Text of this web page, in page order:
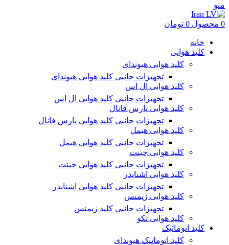
منو
0 محصول 0 تومان
خانه
کلید هوایی
کلید هوایی هیوندای
تجهیزات جانبی کلید هوایی هیوندای
کلید هوایی ال اس
تجهیزات جانبی کلید هوایی ال اس
کلید هوایی پارس فانال
تجهیزات جانبی کلید هوایی پارس فانال
کلید هوایی هیمل
تجهیزات جانبی کلید هوایی هیمل
کلید هوایی چینت
تجهیزات جانبی کلید هوایی چینت
کلید هوایی اشنایدر
تجهیزات جانبی کلید هوایی اشنایدر
کلید هوایی زیمنس
تجهیزات جانبی کلید زیمنس
کلید هوایی تکو
کلید اتوماتیک
کلید اتوماتیک هیوندای